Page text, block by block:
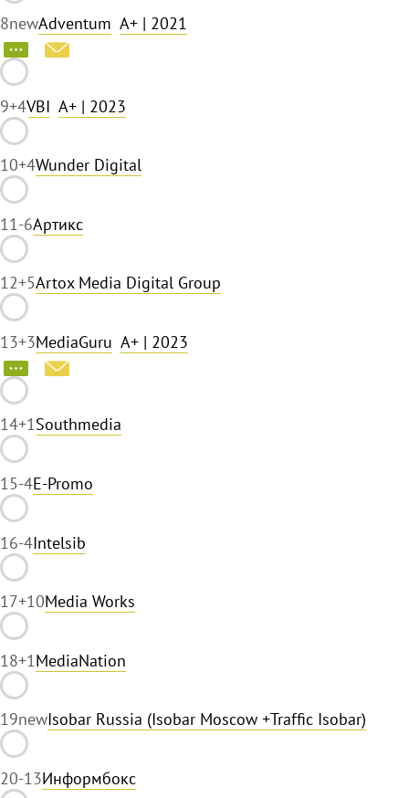
8newAdventum A+ | 2021
9+4VBI A+ | 2023
10+4Wunder Digital
11-6Артикс
12+5Artox Media Digital Group
13+3MediaGuru A+ | 2023
14+1Southmedia
15-4E-Promo
16-4Intelsib
17+10Media Works
18+1MediaNation
19newIsobar Russia (Isobar Moscow +Traffic Isobar)
20-13Информбокс